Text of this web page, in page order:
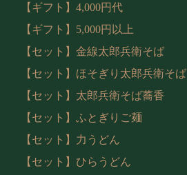
【ギフト】4,000円代
【ギフト】5,000円以上
【セット】金線太郎兵衛そば
【セット】ほそぎり太郎兵衛そば
【セット】太郎兵衛そば蕎香
【セット】ふとぎりご麺
【セット】力うどん
【セット】ひらうどん